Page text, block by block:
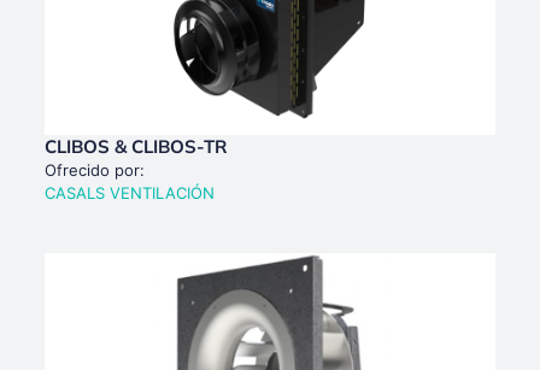
CLIBOS & CLIBOS-TR
Ofrecido por:
CASALS VENTILACIÓN